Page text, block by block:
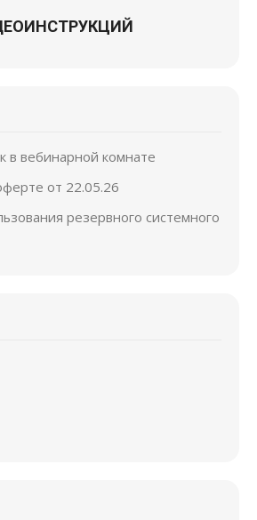
в вебинарной комнате
от 22.05.26
резервного системного